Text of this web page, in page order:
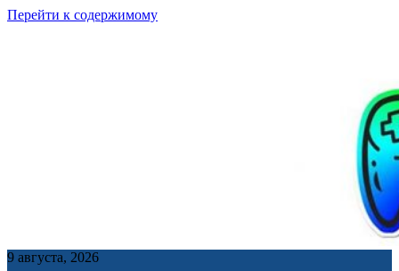
Перейти к содержимому
9 августа, 2026